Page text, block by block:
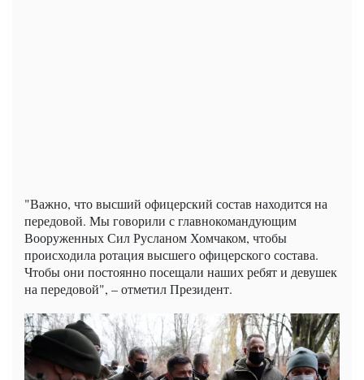
"Важно, что высший офицерский состав находится на
передовой. Мы говорили с главнокомандующим
Вооруженных Сил Русланом Хомчаком, чтобы
происходила ротация высшего офицерского состава.
Чтобы они постоянно посещали наших ребят и девушек
на передовой", – отметил Президент.